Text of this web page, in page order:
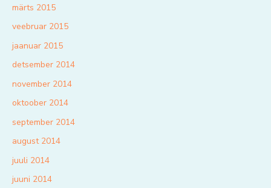
märts 2015
veebruar 2015
jaanuar 2015
detsember 2014
november 2014
oktoober 2014
september 2014
august 2014
juuli 2014
juuni 2014